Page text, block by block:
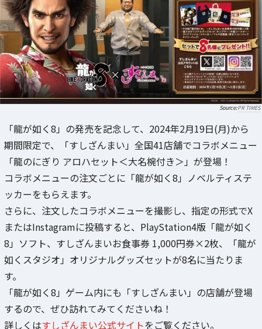
PR TIMES
「龍が如く8」の発売を記念して、2024年2月19日(月)から
期間限定で、「すしざんまい」全国41店舗でコラボメニュー
「龍のにぎり アロハセット＜大名椀付き＞」が登場！
コラボメニューの注文ごとに「龍が如く8」ノベルティステ
ッカーをもらえます。
さらに、注文したコラボメニューを撮影し、指定の形式でX
またはInstagramに投稿すると、PlayStation4版「龍が如く
8」ソフト、すしざんまいお食事券 1,000円券×2枚、「龍が
如くスタジオ」オリジナルグッズセットが8名に当たりま
す。
「龍が如く8」ゲーム内にも「すしざんまい」の店舗が登場
するので、ぜひ訪れてみてくださいね！
詳しくはすしざんまい公式サイトをご覧ください。